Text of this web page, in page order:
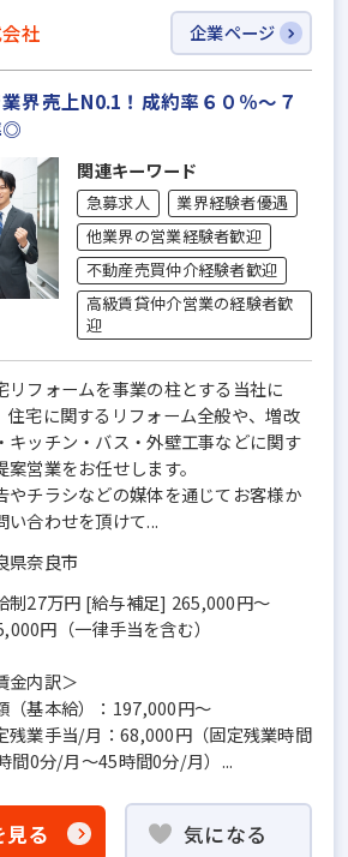
社 企業ページ
界売上N0.1！成約率６０％～７
◎
関連キーワード
急募求人
業界経験者優遇
他業界の営業経験者歓迎
不動産売買仲介経験者歓迎
高級賃貸仲介営業の経験者歓
迎
リフォームを事業の柱とする当社に
住宅に関するリフォーム全般や、増改
キッチン・バス・外壁工事などに関す
案営業をお任せします。
やチラシなどの媒体を通じてお客様か
い合わせを頂けて...
県奈良市
制27万円 [給与補足] 265,000円～
円（一律手当を含む）
金内訳＞
（基本給）：197,000円～
残業手当/月：68,000円（固定残業時間
間0分/月～45時間0分/月）...
見る 気になる